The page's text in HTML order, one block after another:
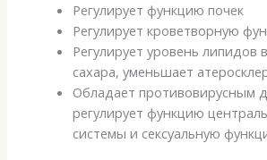
Регулирует функцию почек
Регулирует кроветворную
Регулирует уровень липидов
сахара, уменьшает
Обладает противовирусным
регулирует функцию
системы и сексуальную